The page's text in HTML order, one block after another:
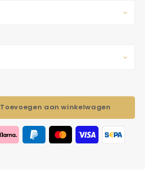
Toevoegen aan winkelwagen